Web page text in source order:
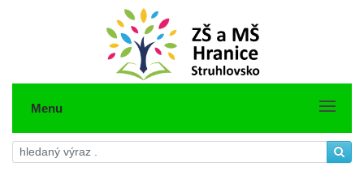
Menu